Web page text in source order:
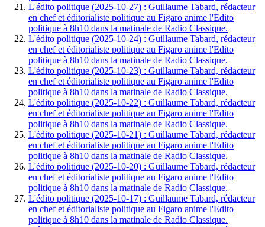
L'édito politique (2025-10-27) : Guillaume Tabard, rédacteur
en chef et éditorialiste politique au Figaro anime l'Edito
politique à 8h10 dans la matinale de Radio Classique.
L'édito politique (2025-10-24) : Guillaume Tabard, rédacteur
en chef et éditorialiste politique au Figaro anime l'Edito
politique à 8h10 dans la matinale de Radio Classique.
L'édito politique (2025-10-23) : Guillaume Tabard, rédacteur
en chef et éditorialiste politique au Figaro anime l'Edito
politique à 8h10 dans la matinale de Radio Classique.
L'édito politique (2025-10-22) : Guillaume Tabard, rédacteur
en chef et éditorialiste politique au Figaro anime l'Edito
politique à 8h10 dans la matinale de Radio Classique.
L'édito politique (2025-10-21) : Guillaume Tabard, rédacteur
en chef et éditorialiste politique au Figaro anime l'Edito
politique à 8h10 dans la matinale de Radio Classique.
L'édito politique (2025-10-20) : Guillaume Tabard, rédacteur
en chef et éditorialiste politique au Figaro anime l'Edito
politique à 8h10 dans la matinale de Radio Classique.
L'édito politique (2025-10-17) : Guillaume Tabard, rédacteur
en chef et éditorialiste politique au Figaro anime l'Edito
politique à 8h10 dans la matinale de Radio Classique.